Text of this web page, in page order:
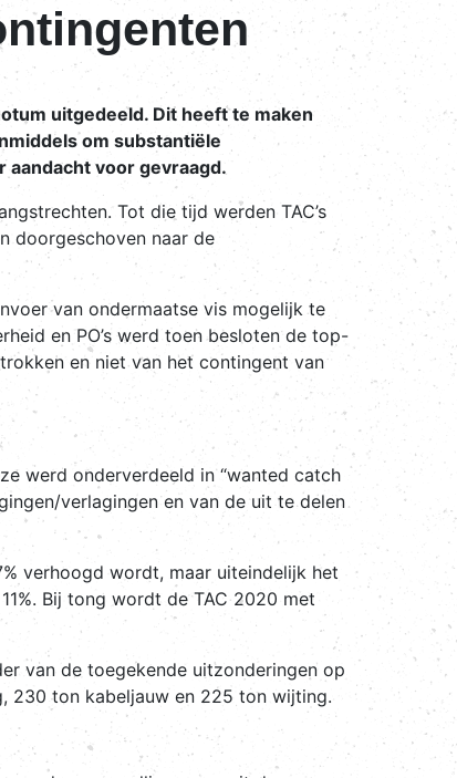
uitgedeeld. Dit heeft te maken
om substantiële
aandacht voor gevraagd.
Tot die tijd werden TAC’s
doorgeschoven naar de
van ondermaatse vis mogelijk te
en PO’s werd toen besloten de top-
en niet van het contingent van
werd onderverdeeld in “wanted catch
verlagingen en van de uit te delen
verhoogd wordt, maar uiteindelijk het
Bij tong wordt de TAC 2020 met
van de toegekende uitzonderingen op
230 ton kabeljauw en 225 ton wijting.